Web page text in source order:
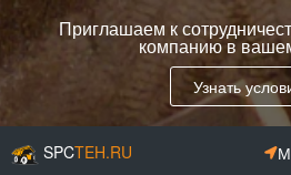
Приглашаем к
компанию в
Узнать
SPCTEH.RU